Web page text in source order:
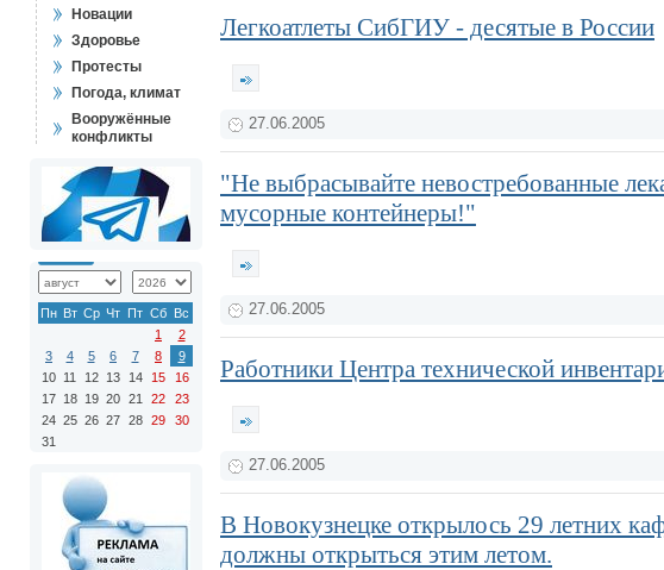
Новации
Здоровье
Протесты
Погода, климат
Вооружённые
конфликты
Пн Вт Ср Чт Пт Сб Вс
1
2
3
4 5 6 7 8
9
10 11 12 13 14 15
16
17 18 19 20 21 22
23
24 25 26 27 28 29
30
31
Легкоатлеты СибГИУ - десятые в России
27.06.2005
"Не выбрасывайте невостребованные
мусорные контейнеры!"
27.06.2005
Работники Центра технической
27.06.2005
В Новокузнецке открылось 29 летних
должны открыться этим летом.